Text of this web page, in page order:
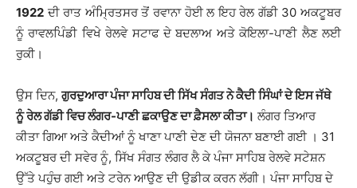
1922 ਦੀ ਰਾਤ ਅੰਮ੍ਰਿਤਸਰ ਤੋਂ ਰਵਾਨਾ ਹੋਈ ਲ ਇਹ ਰੇਲ ਗੱਡੀ 30 ਅਕਟੂਬਰ
ਨੂੰ ਰਾਵਲਪਿੰਡੀ ਵਿਖੇ ਰੇਲਵੇ ਸਟਾਫ ਦੇ ਬਦਲਾਅ ਅਤੇ ਕੋਇਲਾ-ਪਾਣੀ ਲੈਣ ਲਈ
ਰੁਕੀ।
ਉਸ ਦਿਨ,ਗੁਰਦੁਆਰਾ ਪੰਜਾ ਸਾਹਿਬ ਦੀ ਸਿੱਖ ਸੰਗਤ ਨੇ ਕੈਦੀ ਸਿੰਘਾਂ ਦੇ ਇਸ ਜੱਥੇ
ਨੂੰ ਰੇਲ ਗੱਡੀ ਵਿਚ ਲੰਗਰ-ਪਾਣੀ ਛਕਾਉਣ ਦਾ ਫ਼ੈਸਲਾ ਕੀਤਾ। ਲੰਗਰ ਤਿਆਰ
ਕੀਤਾ ਗਿਆ ਅਤੇ ਕੈਦੀਆਂ ਨੂੰ ਖਾਣਾ ਪਾਣੀ ਦੇਣ ਦੀ ਯੋਜਨਾ ਬਣਾਈ ਗਈ । 31
ਅਕਟੂਬਰ ਦੀ ਸਵੇਰ ਨੂੰ, ਸਿੱਖ ਸੰਗਤ ਲੰਗਰ ਲੈ ਕੇ ਪੰਜਾ ਸਾਹਿਬ ਰੇਲਵੇ ਸਟੇਸ਼ਨ
ਉੱਤੇ ਪਹੁੰਚ ਗਈ ਅਤੇ ਟਰੇਨ ਆਉਣ ਦੀ ਉਡੀਕ ਕਰਨ ਲੱਗੀ। ਪੰਜਾ ਸਾਹਿਬ ਦੇ